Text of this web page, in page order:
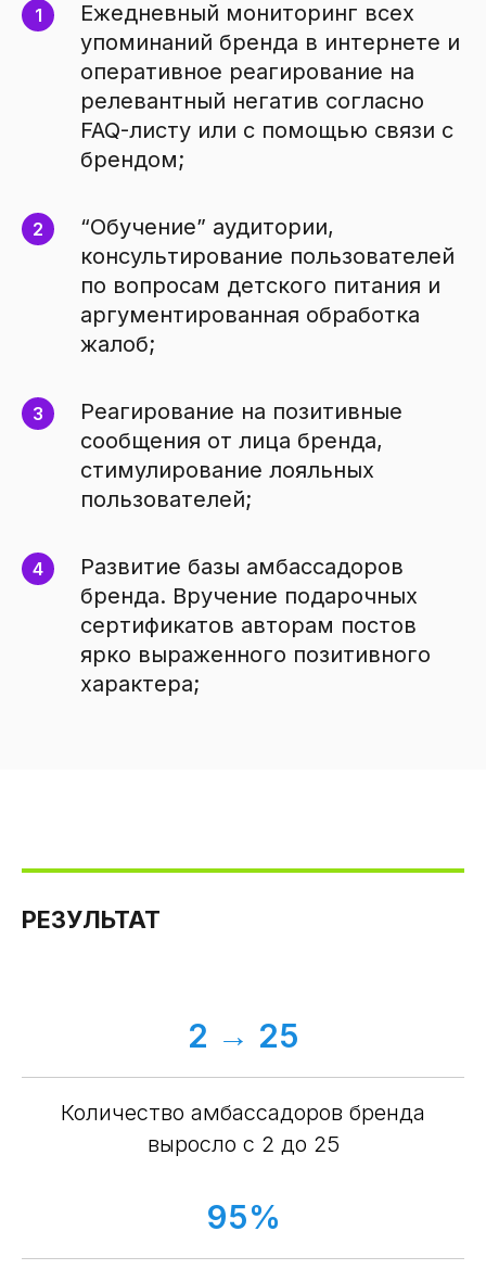
Ежедневный мониторинг всех
упоминаний бренда в интернете и
оперативное реагирование на
релевантный негатив согласно
FAQ-листу или с помощью связи с
брендом;
“Обучение” аудитории,
консультирование пользователей
по вопросам детского питания и
аргументированная обработка
жалоб;
Реагирование на позитивные
сообщения от лица бренда,
стимулирование лояльных
пользователей;
Развитие базы амбассадоров
бренда. Вручение подарочных
сертификатов авторам постов
ярко выраженного позитивного
характера;
РЕЗУЛЬТАТ
2 → 25
Количество амбассадоров бренда
выросло с 2 до 25
95%